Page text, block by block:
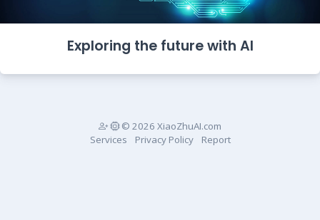
Exploring the future with AI
© 2026 XiaoZhuAI.com
Services
Privacy Policy Report